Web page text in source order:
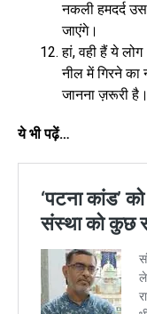
नकली हमदर्द
जाएंगे।
हां, वही हैं ये
नील में गिरने
जानना ज़रूरी है।
ये भी पढ़ें…